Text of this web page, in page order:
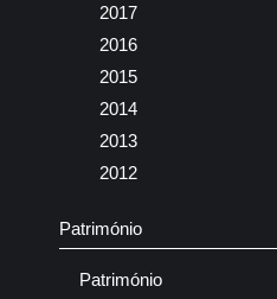
2017
2016
2015
2014
2013
2012
Património
Património